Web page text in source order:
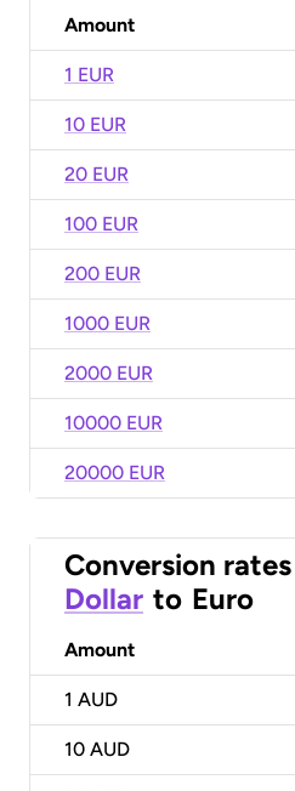
Amount
1 EUR
10 EUR
20 EUR
100 EUR
200 EUR
1000 EUR
2000 EUR
10000 EUR
20000 EUR
Conversion rates
Dollar to Euro
Amount
1 AUD
10 AUD